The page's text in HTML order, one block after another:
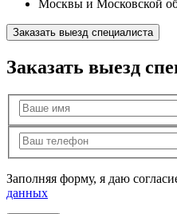
Москвы и Московской
Заказать выезд специалиста
Заказать выезд
Заполняя форму, я даю
данных